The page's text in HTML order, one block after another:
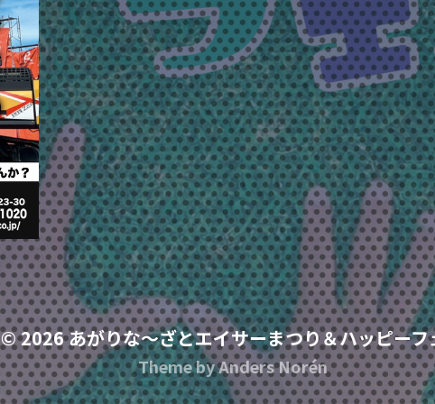
© 2026あがりな〜ざとエイサーまつり＆ハッピーフ
Theme byAnders Norén